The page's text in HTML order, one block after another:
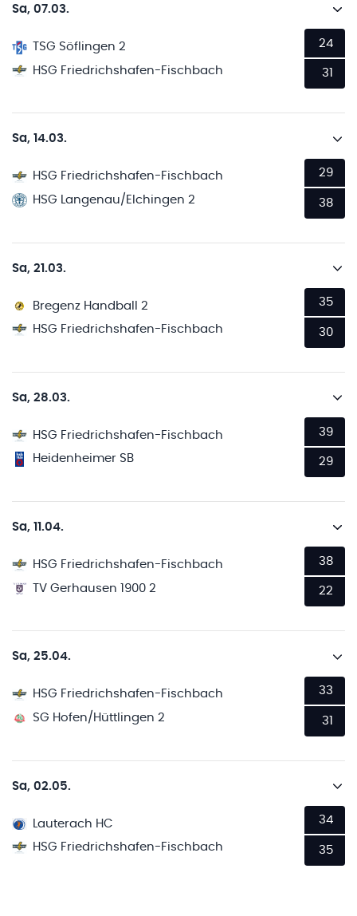
Sa, 07.03.
TSG Söflingen 2
HSG Friedrichshafen-Fischbach
24
31
Sa, 14.03.
HSG Friedrichshafen-Fischbach
HSG Langenau/Elchingen 2
29
38
Sa, 21.03.
Bregenz Handball 2
HSG Friedrichshafen-Fischbach
35
30
Sa, 28.03.
HSG Friedrichshafen-Fischbach
Heidenheimer SB
39
29
Sa, 11.04.
HSG Friedrichshafen-Fischbach
TV Gerhausen 1900 2
38
22
Sa, 25.04.
HSG Friedrichshafen-Fischbach
SG Hofen/Hüttlingen 2
33
31
Sa, 02.05.
Lauterach HC
HSG Friedrichshafen-Fischbach
34
35